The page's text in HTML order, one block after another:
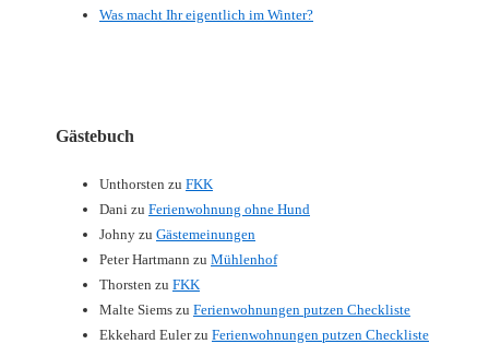
Was macht Ihr eigentlich im Winter?
Gästebuch
Unthorsten zu FKK
Dani zu Ferienwohnung ohne Hund
Johny zu Gästemeinungen
Peter Hartmann zu Mühlenhof
Thorsten zu FKK
Malte Siems zu Ferienwohnungen putzen Checkliste
Ekkehard Eulerzu Ferienwohnungen putzen Checkliste